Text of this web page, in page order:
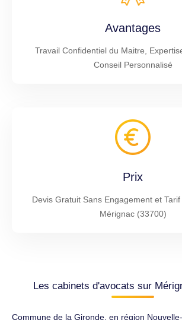
Avantages
Travail Confidentiel du Maitre,
Conseil Personnalisé
Prix
Devis Gratuit Sans Engagement et
Mérignac (33700)
Les cabinets d'avocats sur
Commune de la Gironde, en région